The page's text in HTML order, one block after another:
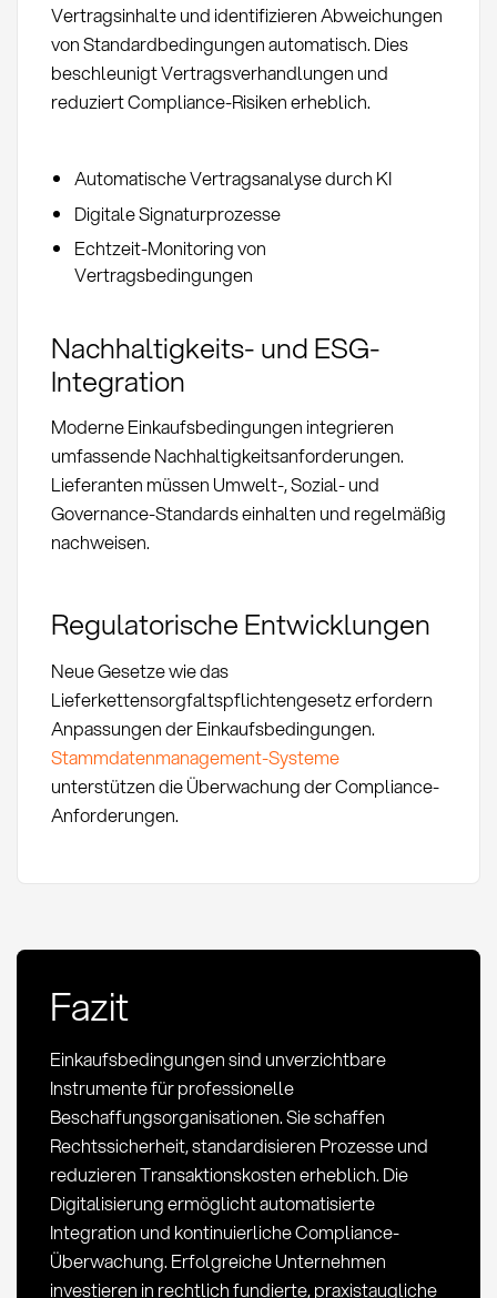
Vertragsinhalte und identifizieren Abweichungen
von Standardbedingungen automatisch. Dies
beschleunigt Vertragsverhandlungen und
reduziert Compliance-Risiken erheblich.
Automatische Vertragsanalyse durch KI
Digitale Signaturprozesse
Echtzeit-Monitoring von
Vertragsbedingungen
Nachhaltigkeits- und ESG-
Integration
Moderne Einkaufsbedingungen integrieren
umfassende Nachhaltigkeitsanforderungen.
Lieferanten müssen Umwelt-, Sozial- und
Governance-Standards einhalten und regelmäßig
nachweisen.
Regulatorische Entwicklungen
Neue Gesetze wie das
Lieferkettensorgfaltspflichtengesetz erfordern
Anpassungen der Einkaufsbedingungen.
Stammdatenmanagement-Systeme
unterstützen die Überwachung der Compliance-
Anforderungen.
Fazit
Einkaufsbedingungen sind unverzichtbare
Instrumente für professionelle
Beschaffungsorganisationen. Sie schaffen
Rechtssicherheit, standardisieren Prozesse und
reduzieren Transaktionskosten erheblich. Die
Digitalisierung ermöglicht automatisierte
Integration und kontinuierliche Compliance-
Überwachung. Erfolgreiche Unternehmen
investieren in rechtlich fundierte, praxistaugliche